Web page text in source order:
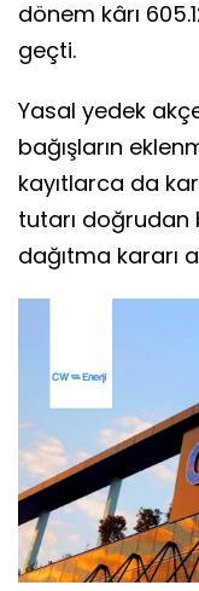
dönem kârı
geçti.
Yasal yedek
bağışların
kayıtlarca da
tutarı doğrudan
dağıtma kararı